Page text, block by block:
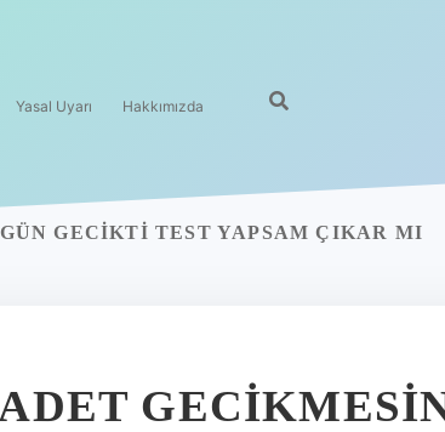
Yasal Uyarı Hakkımızda
GECIKTI TEST YAPSAM ÇIKAR MI
ADET